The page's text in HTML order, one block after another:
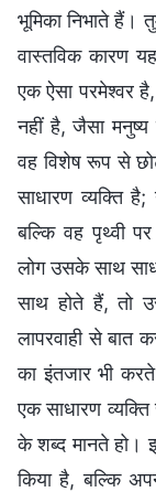
भूमिका निभाते हैं।
वास्तविक कारण
एक ऐसा परमेश्वर
नहीं है, जैसा
वह विशेष रूप से
साधारण व्यक्ति
बल्कि वह पृथ्वी
लोग उसके साथ
साथ होते हैं, तो
लापरवाही से
का इंतजार भी
एक साधारण
के शब्द मानते हो।
किया है, बल्कि